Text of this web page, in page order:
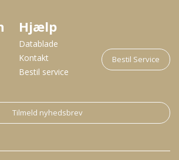
Hjælp
Datablade
Kontakt
Bestil service
Bestil Service
Tilmeld nyhedsbrev